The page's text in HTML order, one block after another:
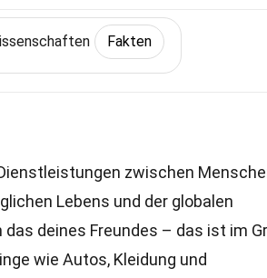
Fakten
zwischen
Lebens und der globalen
deines Freundes – das ist im
wie Autos, Kleidung und